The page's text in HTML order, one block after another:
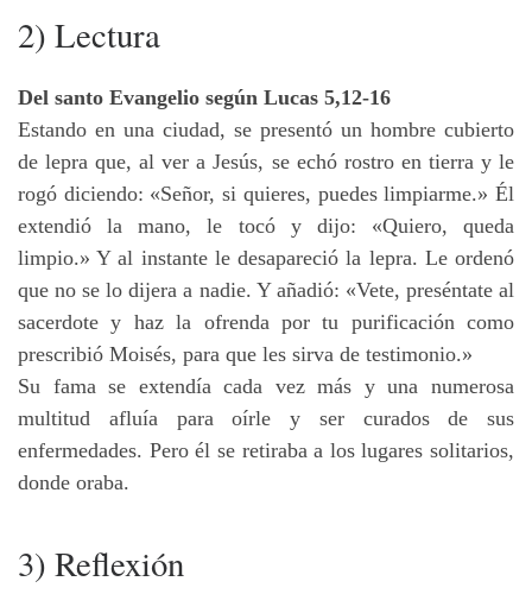
2) Lectura
Del santo Evangelio según Lucas 5,12-16
Estando en una ciudad, se presentó un hombre cubierto
de lepra que, al ver a Jesús, se echó rostro en tierra y le
rogó diciendo: «Señor, si quieres, puedes limpiarme.» Él
extendió la mano, le tocó y dijo: «Quiero, queda
limpio.» Y al instante le desapareció la lepra. Le ordenó
que no se lo dijera a nadie. Y añadió: «Vete, preséntate al
sacerdote y haz la ofrenda por tu purificación como
prescribió Moisés, para que les sirva de testimonio.»
Su fama se extendía cada vez más y una numerosa
multitud afluía para oírle y ser curados de sus
enfermedades. Pero él se retiraba a los lugares solitarios,
donde oraba.
3) Reflexión